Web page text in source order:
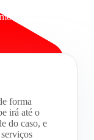
com uma
forma
irá até o
do caso, e